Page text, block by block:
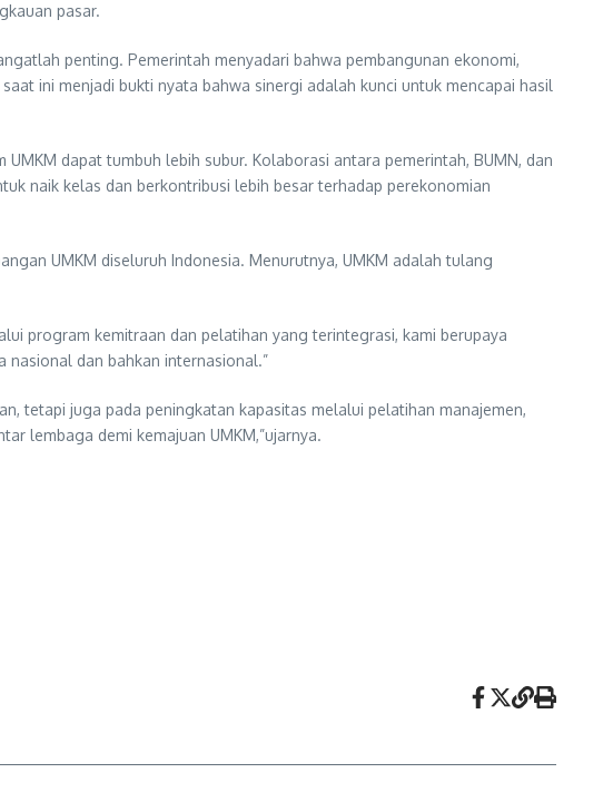
pasar.
penting. Pemerintah menyadari bahwa pembangunan ekonomi,
ini menjadi bukti nyata bahwa sinergi adalah kunci untuk mencapai hasil
dapat tumbuh lebih subur. Kolaborasi antara pemerintah, BUMN, dan
naik kelas dan berkontribusi lebih besar terhadap perekonomian
UMKM diseluruh Indonesia. Menurutnya, UMKM adalah tulang
program kemitraan dan pelatihan yang terintegrasi, kami berupaya
dan bahkan internasional.”
tetapi juga pada peningkatan kapasitas melalui pelatihan manajemen,
lembaga demi kemajuan UMKM,”ujarnya.